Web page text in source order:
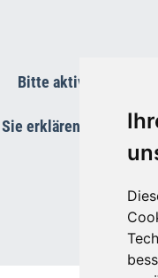
Bitte aktivieren Sie
Sie erklären Sie sich